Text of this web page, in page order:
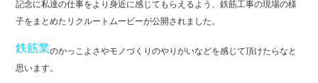
記念に私達の仕事をより身近に感じてもらえるよう、鉄筋工事の現場の様
子をまとめたリクルートムービーが公開されました。
鉄筋業のかっこよさやモノづくりのやりがいなどを感じて頂けたらなと
思います。